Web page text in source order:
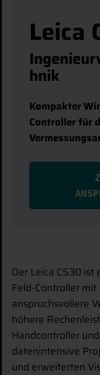
Leica
hnik
Kompakter
Controller für
Der Leica CS30
Feld-Controller
anspruchsvollere
höhere
Handcontroller
datenintensive
und erweiterten